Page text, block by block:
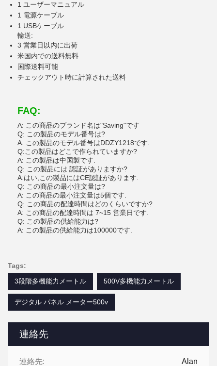
連絡先
連絡先: Alan
1 ユーザーマニュアル
1 電源ケーブル
1 USBケーブル
輸送:
3 営業日以内に出荷
米国内での送料無料
国際送料可能
チェックアウト時に計算された送料
FAQ:
A: この商品のブランド名は"Saving"です
Q: この製品のモデル番号は?
A: この製品のモデル番号はDDZY1218です.
Q:この製品はどこで作られていますか?
A: この製品は中国製です.
Q: この製品には 認証がありますか?
A:はい,この製品にはCE認証があります.
Q: この商品の最小注文量は?
A: この商品の最小注文量は5個です.
Q: この商品の配達時間はどのくらいですか?
A: この商品の配達時間は 7~15 営業日です.
Q: この製品の供給能力は?
A: この製品の供給能力は100000です.
Tags:
3段階多機能力メートル
500V多機能力メートル
デジタル パネル メーター500v